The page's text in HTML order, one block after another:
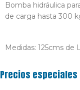
Bomba hidráulica
de carga hasta 300
Medidas: 125cms de
Precios